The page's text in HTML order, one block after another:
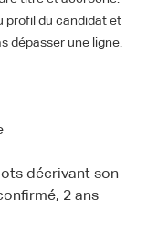
profil du candidat et
dépasser une ligne.
décrivant son
2 ans